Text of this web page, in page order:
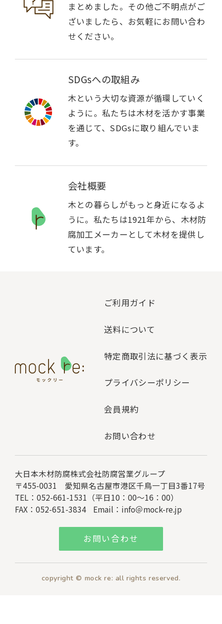
まとめました。その他ご不明点がご
ざいましたら、お気軽にお問い合わ
せください。
SDGsへの取組み
木という大切な資源が循環していく
ように。私たちは木材を活かす事業
を通じて、SDGsに取り組んでいま
す。
会社概要
木との暮らしがもっと身近になるよ
うに。私たちは1921年から、木材防
腐加工メーカーとして木材を提供し
ています。
ご利用ガイド
送料について
特定商取引法に基づく表示
プライバシーポリシー
会員規約
お問い合わせ
大日本木材防腐株式会社防腐営業グループ
〒455-0031 愛知県名古屋市港区千鳥一丁目3番17号
TEL：052-661-1531（平日10：00～16：00）
FAX：052-651-3834
Email： info＠mock-re.jp
お問い合わせ
copyright © mock re: all rights reserved.